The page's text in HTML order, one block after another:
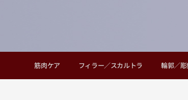
筋肉ケア フィラー／スカルトラ 輪郭／